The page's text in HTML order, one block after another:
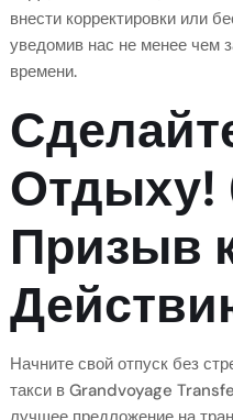
внести корректировки или
уведомив нас не менее чем
времени.
Отдыху!
Призыв
Начните свой отпуск без
такси в Grandvoyage